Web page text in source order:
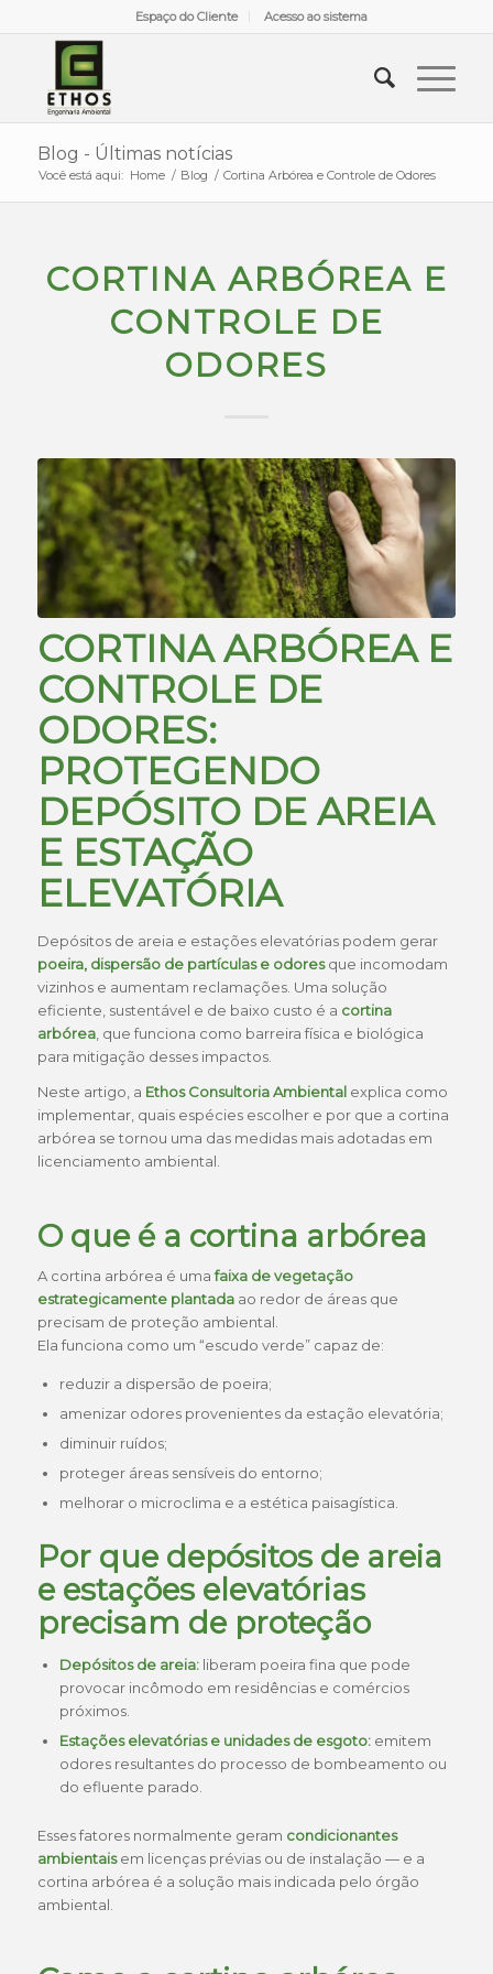
Espaço do Cliente Acesso ao sistema
Blog - Últimas notícias
Você está aqui: Home / Blog / Cortina Arbórea e Controle de Odores
CORTINA ARBÓREA E
CONTROLE DE
ODORES
CORTINA ARBÓREA E
CONTROLE DE
ODORES:
PROTEGENDO
DEPÓSITO DE AREIA
E ESTAÇÃO
ELEVATÓRIA
Depósitos de areia e estações elevatórias podem gerar
poeira, dispersão de partículas e odoresque incomodam
vizinhos e aumentam reclamações. Uma solução
eficiente, sustentável e de baixo custo é a cortina
arbórea, que funciona como barreira física e biológica
para mitigação desses impactos.
Neste artigo, a Ethos Consultoria Ambientalexplica como
implementar, quais espécies escolher e por que a cortina
arbórea se tornou uma das medidas mais adotadas em
licenciamento ambiental.
O que é a cortina arbórea
A cortina arbórea é umafaixa de vegetação
estrategicamente plantadaao redor de áreas que
precisam de proteção ambiental.
Ela funciona como um “escudo verde” capaz de:
reduzir a dispersão de poeira;
amenizar odores provenientes da estação elevatória;
diminuir ruídos;
proteger áreas sensíveis do entorno;
melhorar o microclima e a estética paisagística.
Por que depósitos de areia
e estações elevatórias
precisam de proteção
Depósitos de areia:liberam poeira fina que pode
provocar incômodo em residências e comércios
próximos.
Estações elevatórias e unidades de esgoto:emitem
odores resultantes do processo de bombeamento ou
do efluente parado.
Esses fatores normalmente geram condicionantes
ambientaisem licenças prévias ou de instalação — e a
cortina arbórea é a solução mais indicada pelo órgão
ambiental.